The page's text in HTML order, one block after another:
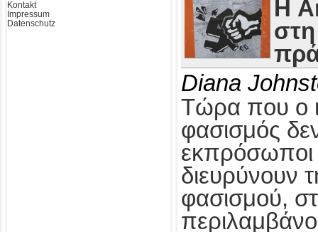
Kontakt
Impressum
Datenschutz
Η
Diana
Τώρα που ο
φασισμός
εκπρόσωποι
διευρύνουν
φασισμού,